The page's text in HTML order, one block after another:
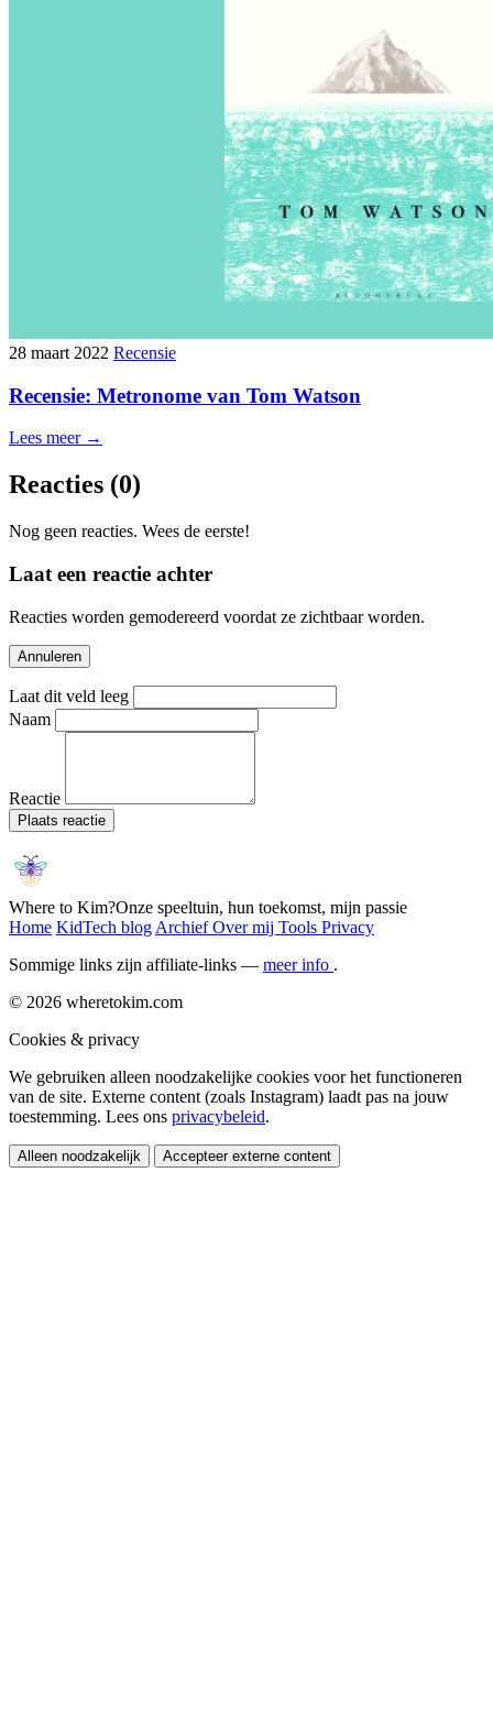
28 maart 2022 Recensie
Recensie: Metronome van Tom Watson
Lees meer →
Reacties (0)
Nog geen reacties. Wees de eerste!
Laat een reactie achter
Reacties worden gemodereerd voordat ze zichtbaar worden.
Annuleren
Laat dit veld leeg
Naam
Reactie
Plaats reactie
Where to Kim?Onze speeltuin, hun toekomst, mijn passie
Home KidTech blog ArchiefOver mij Tools Privacy
Sommige links zijn affiliate-links — meer info .
© 2026 wheretokim.com
Cookies & privacy
We gebruiken alleen noodzakelijke cookies voor het functioneren
van de site. Externe content (zoals Instagram) laadt pas na jouw
toestemming. Lees ons privacybeleid.
Alleen noodzakelijk Accepteer externe content